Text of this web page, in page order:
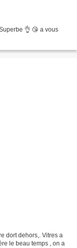
👌 😘 a vous
dort dehors,. Vitres a
le beau temps , on a